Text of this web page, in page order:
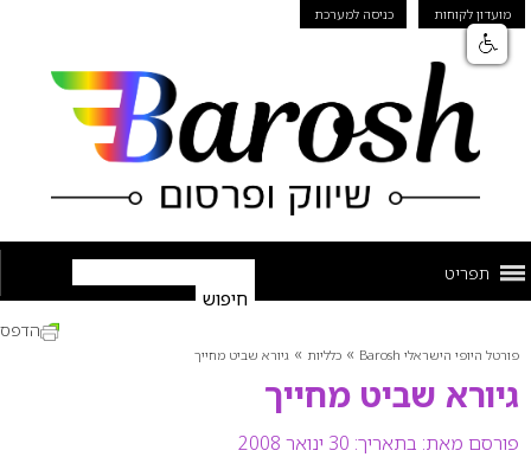
מועדון לקוחות כניסה למערכת
תפריט
פורטל היופי הישראלי Barosh » כלליות » גיורא שביט מחייך
גיורא שביט מחייך
פורסם מאת: בתאריך: 30 ינואר 2008
הדפס